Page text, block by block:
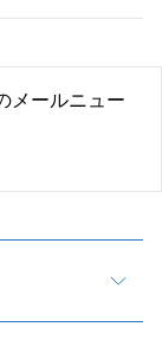
メールニュー